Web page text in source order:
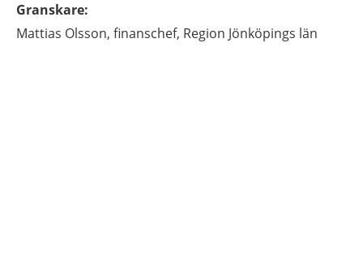
Granskare:
Mattias Olsson, finanschef, Region Jönköpings län